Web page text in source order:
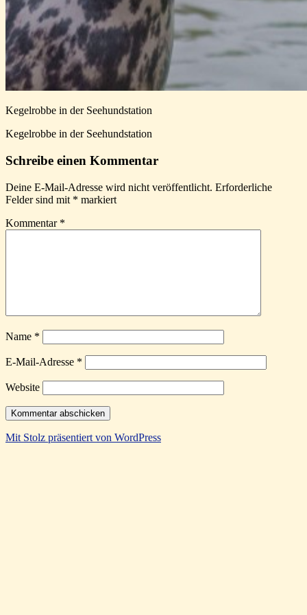
Kegelrobbe in der Seehundstation
Kegelrobbe in der Seehundstation
Schreibe einen Kommentar
Deine E-Mail-Adresse wird nicht veröffentlicht. Erforderliche
Felder sind mit * markiert
Kommentar *
Name *
E-Mail-Adresse *
Website
Mit Stolz präsentiert von WordPress